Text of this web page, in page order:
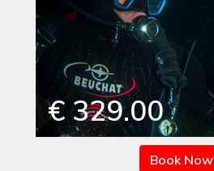
€ 329.00
Book Now